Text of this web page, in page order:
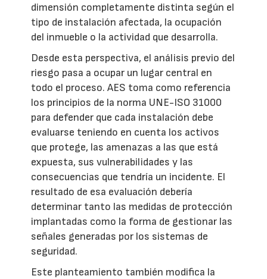
dimensión completamente distinta según el
tipo de instalación afectada, la ocupación
del inmueble o la actividad que desarrolla.
Desde esta perspectiva, el análisis previo del
riesgo pasa a ocupar un lugar central en
todo el proceso. AES toma como referencia
los principios de la norma UNE-ISO 31000
para defender que cada instalación debe
evaluarse teniendo en cuenta los activos
que protege, las amenazas a las que está
expuesta, sus vulnerabilidades y las
consecuencias que tendría un incidente. El
resultado de esa evaluación debería
determinar tanto las medidas de protección
implantadas como la forma de gestionar las
señales generadas por los sistemas de
seguridad.
Este planteamiento también modifica la